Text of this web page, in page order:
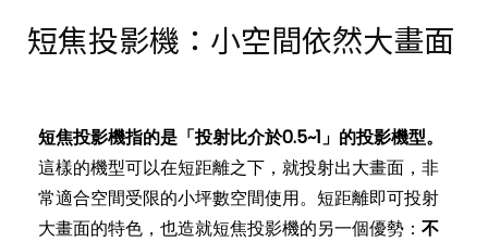
短焦投影機：小空間依然大畫面
短焦投影機指的是「投射比介於0.5~1」的投影機型。
這樣的機型可以在短距離之下，就投射出大畫面，非
常適合空間受限的小坪數空間使用。短距離即可投射
大畫面的特色，也造就短焦投影機的另一個優勢： 不